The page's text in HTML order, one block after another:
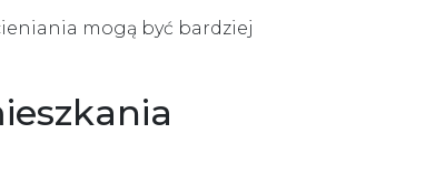
mogą być bardziej